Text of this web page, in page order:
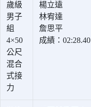
歲級
男子
組
4×50
公尺
混合
式接
力
楊立遠
林宥達
詹思平
成績：02:28.40